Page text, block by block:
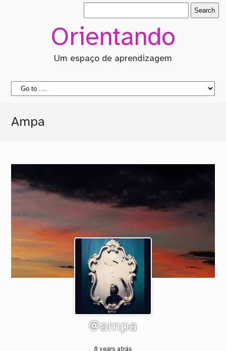
Orientando
Um espaço de aprendizagem
Ampa
@ampa
8 years atrás